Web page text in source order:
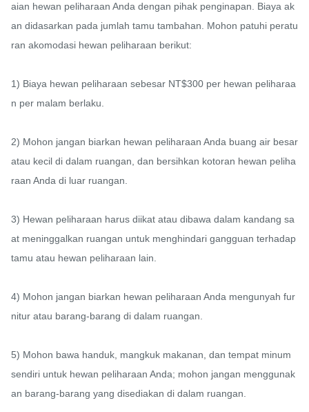
aian hewan peliharaan Anda dengan pihak penginapan. Biaya ak
an didasarkan pada jumlah tamu tambahan. Mohon patuhi peratu
ran akomodasi hewan peliharaan berikut:
1) Biaya hewan peliharaan sebesar NT$300 per hewan peliharaa
n per malam berlaku.
2) Mohon jangan biarkan hewan peliharaan Anda buang air besar
atau kecil di dalam ruangan, dan bersihkan kotoran hewan peliha
raan Anda di luar ruangan.
3) Hewan peliharaan harus diikat atau dibawa dalam kandang sa
at meninggalkan ruangan untuk menghindari gangguan terhadap
tamu atau hewan peliharaan lain.
4) Mohon jangan biarkan hewan peliharaan Anda mengunyah fur
nitur atau barang-barang di dalam ruangan.
5) Mohon bawa handuk, mangkuk makanan, dan tempat minum
sendiri untuk hewan peliharaan Anda; mohon jangan menggunak
an barang-barang yang disediakan di dalam ruangan.